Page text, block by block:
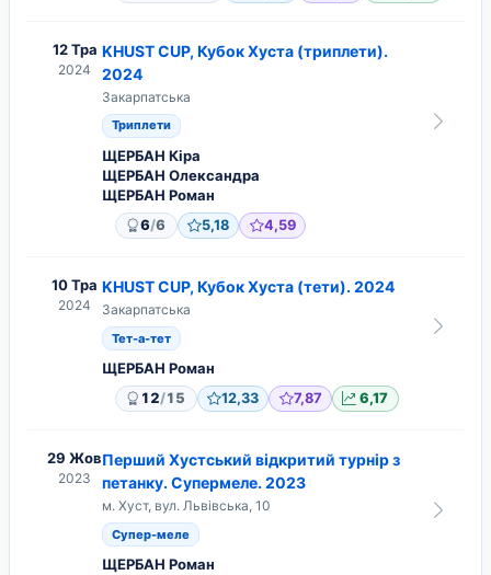
12 Тра
2024
KHUST CUP, Кубок Хуста (триплети).
2024
Закарпатська
Триплети
ЩЕРБАН Кіра
ЩЕРБАН Олександра
ЩЕРБАН Роман
6/6 5,18 4,59
10 Тра
2024
KHUST CUP, Кубок Хуста (тети). 2024
Закарпатська
Тет-а-тет
ЩЕРБАН Роман
12/15 12,33 7,87 6,17
29 Жов
2023
Перший Хустський відкритий турнір з
петанку. Супермеле. 2023
м. Хуст, вул. Львівська, 10
Супер-меле
ЩЕРБАН Роман